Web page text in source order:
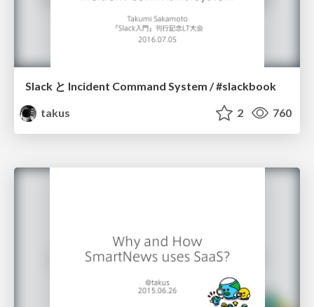
Slack と Incident Command System / #slackbook
takus
2 760